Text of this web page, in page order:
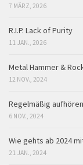
7 MÄRZ, 2026
R.I.P. Lack of Purity
11 JAN., 2026
Metal Hammer &
12 NOV., 2024
Regelmäßig
6 NOV., 2024
Wie gehts ab 2024
21 JAN., 2024